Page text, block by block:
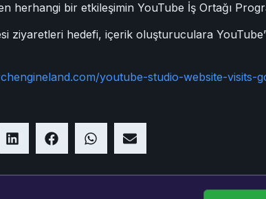
herhangi bir etkileşimin YouTube İş Ortağı
ziyaretleri hedefi, içerik oluşturuculara
youtube-studio-website-visits-